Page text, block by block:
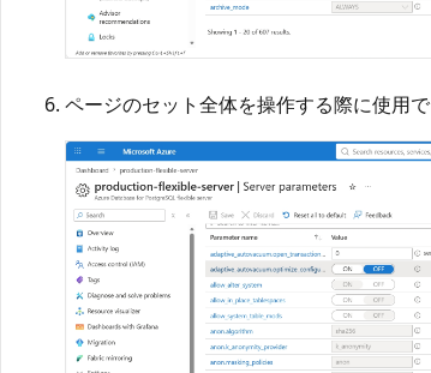
ページのセット全体を操作する際に使用